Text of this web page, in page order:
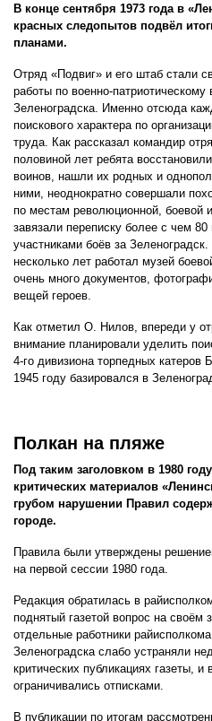
В конце сентября 1973 года в
красных следопытов подвёл
планами.
Отряд «Подвиг» и его штаб стали
работы по военно-
Зеленоградска. Именно отсюда
поискового характера по
труда. Как рассказал командир
половиной лет ребята
воинов, нашли их родных и
ними, неоднократно совершали
по местам революционной, боевой
завязали переписку более с чем
участниками боёв за
несколько лет работал музей
очень много документов,
вещей героев.
Как отметил О. Нилов, впереди у
внимание планировали уделить
4-го дивизиона торпедных катеров
1945 году базировался в
Полкан на пляже
Под таким заголовком в 1980
критических материалов
грубом нарушении Правил
городе.
Правила были утверждены
на первой сессии 1980 года.
Редакция обратилась в
поднятый газетой вопрос на своём
отдельные работники
Зеленоградска слабо устраняли
критических публикациях газеты,
ограничивались отписками.
В публикации по итогам